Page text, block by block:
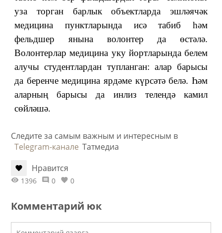
уза торган барлык объектларда эшләячәк
медицина пунктларында исә табиб һәм
фельдшер янына волонтер да өстәлә.
Волонтерлар медицина уку йортларында белем
алучы студентлардан тупланган: алар барысы
да беренче медицина ярдәме күрсәтә белә. Һәм
аларның барысы да инлиз телендә камил
сөйләшә.
Следите за самым важным и интересным в
Telegram-канале Татмедиа
Нравится
1396 0 0
Комментарий юк